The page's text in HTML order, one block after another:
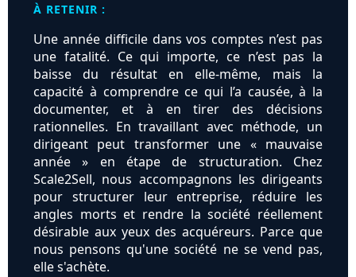
À RETENIR :
Une année difficile dans vos comptes n’est pas
une fatalité. Ce qui importe, ce n’est pas la
baisse du résultat en elle-même, mais la
capacité à comprendre ce qui l’a causée, à la
documenter, et à en tirer des décisions
rationnelles. En travaillant avec méthode, un
dirigeant peut transformer une « mauvaise
année » en étape de structuration. Chez
Scale2Sell, nous accompagnons les dirigeants
pour structurer leur entreprise, réduire les
angles morts et rendre la société réellement
désirable aux yeux des acquéreurs. Parce que
nous pensons qu'une société ne se vend pas,
elle s'achète.